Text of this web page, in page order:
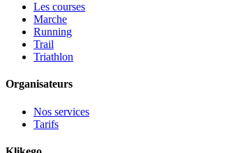
Les courses
Marche
Running
Trail
Triathlon
Organisateurs
Nos services
Tarifs